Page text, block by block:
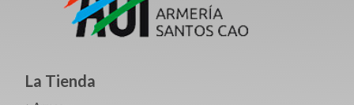
La Tienda